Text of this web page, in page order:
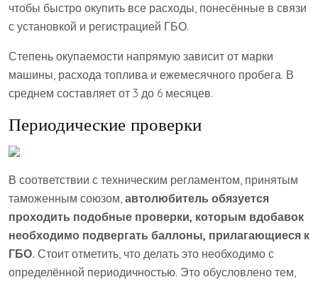
чтобы быстро окупить все расходы, понесённые в связи
с установкой и регистрацией ГБО.
Степень окупаемости напрямую зависит от марки
машины, расхода топлива и ежемесячного пробега. В
среднем составляет от 3 до 6 месяцев.
Периодические проверки
В соответствии с техническим регламентом, принятым
таможенным союзом, автолюбитель обязуется
проходить подобные проверки, которым вдобавок
необходимо подвергать баллоны, прилагающиеся к
ГБО. Стоит отметить, что делать это необходимо с
определённой периодичностью. Это обусловлено тем,